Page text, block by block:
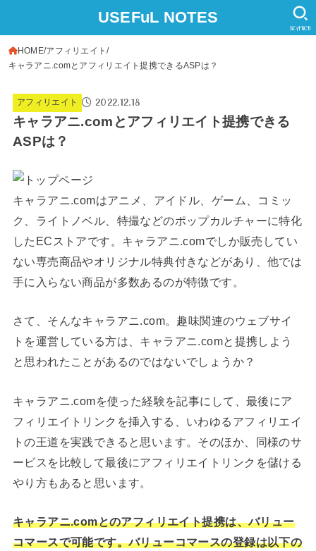
USEFuL NOTES
SEARCH
HOME アフィリエイト
キャラアニ.comとアフィリエイト提携できるASPは？
アフィリエイト 2022.12.18
キャラアニ.comとアフィリエイト提携できる
ASPは？
キャラアニ.comはアニメ、アイドル、ゲーム、コミッ
ク、ライトノベル、特撮などのポップカルチャーに特化
したECストアです。キャラアニ.comでしか販売してい
ない専売商品やオリジナル特典付きなどがあり、他では
手に入らない商品が多数あるのが特徴です。
さて、そんなキャラアニ.com。趣味関連のウェブサイ
トを運営している方は、キャラアニ.comと提携しよう
と思われたことがあるのではないでしょうか？
キャラアニ.comを使った経験を記事にして、最後にア
フィリエイトリンクを挿入する、いわゆるアフィリエイ
トの王道を実践できると思います。そのほか、同様のサ
ービスを比較して最後にアフィリエイトリンクを儲ける
やり方もあると思います。
キャラアニ.comとのアフィリエイト提携は、バリュー
コマースで可能です。バリューコマースの登録は以下の